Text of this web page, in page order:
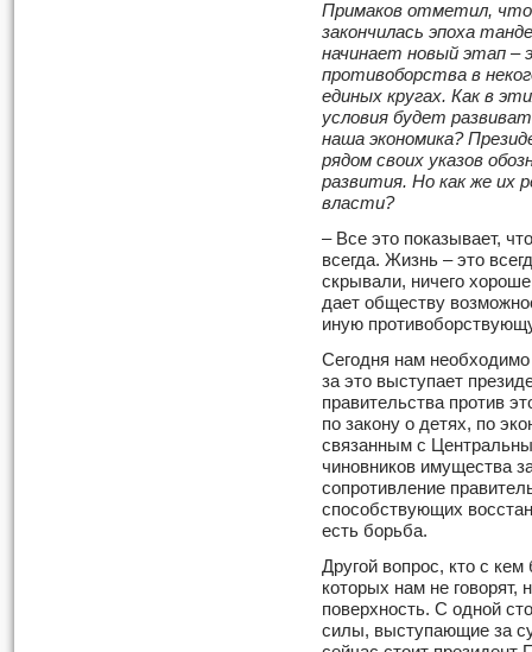
Примаков отметил, что
закончилась эпоха
начинает новый этап –
противоборства в
единых кругах. Как в
условия будет
наша экономика?
рядом своих указов
развития. Но как же их
власти?
– Все это показывает,
всегда. Жизнь – это
скрывали, ничего
дает обществу
иную
Сегодня нам необходимо
за это выступает
правительства против
по закону о детях, по
связанным с
чиновников имущества
сопротивление
способствующих
есть борьба.
Другой вопрос, кто с
которых нам не говорят,
поверхность. С одной
силы, выступающие за